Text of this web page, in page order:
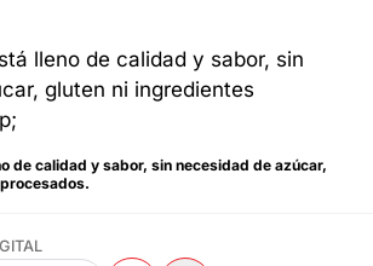
de calidad y sabor, sin necesidad de azúcar,